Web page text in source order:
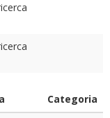
Categoria